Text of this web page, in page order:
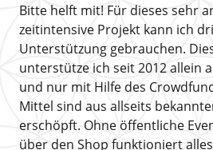
Bitte helft mit! Für dieses sehr
zeitintensive Projekt kann ich
Unterstützung gebrauchen.
unterstütze ich seit 2012 allein
und nur mit Hilfe des
Mittel sind aus allseits
erschöpft. Ohne öffentliche
über den Shop funktioniert